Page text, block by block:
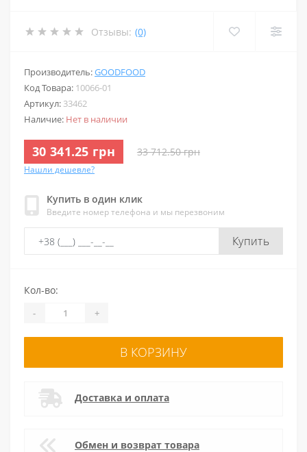
Отзывы: (0)
Производитель:GOODFOOD
Код Товара: 10066-01
Артикул: 33462
Наличие: Нет в наличии
30 341.25 грн 33 712.50 грн
Нашли дешевле?
Купить в один клик
Введите номер телефона и мы перезвоним
Купить
Кол-во:
- +
В КОРЗИНУ
Доставка и оплата
Обмен и возврат товара